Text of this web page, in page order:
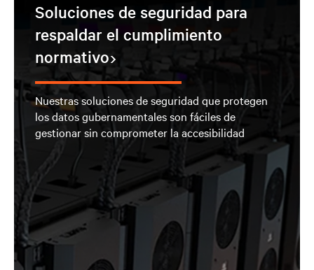
Soluciones de seguridad para
respaldar el cumplimiento
normativo
Nuestras soluciones de seguridad que protegen
los datos gubernamentales son fáciles de
gestionar sin comprometer la accesibilidad